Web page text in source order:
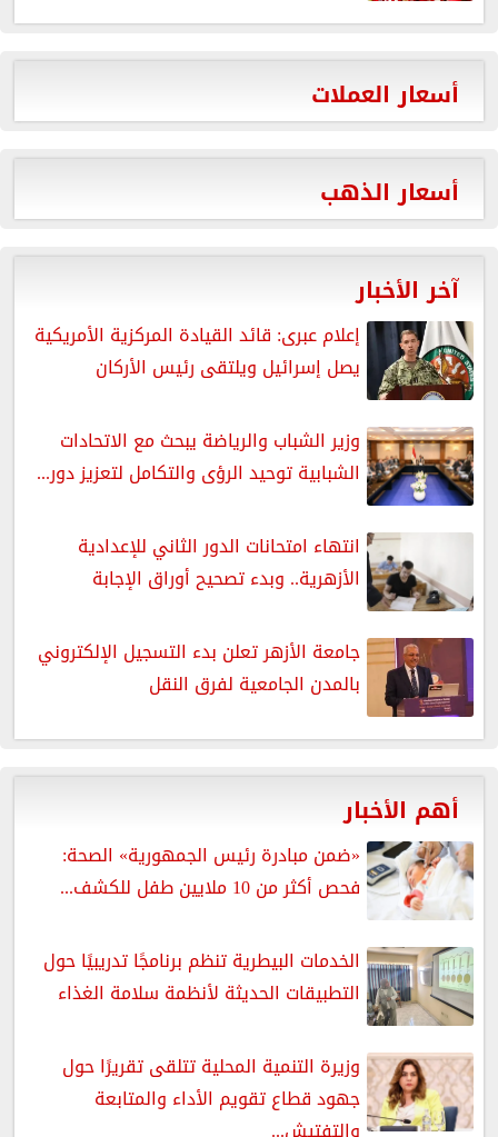
أسعار العملات
أسعار الذهب
آخر الأخبار
إعلام عبرى: قائد القيادة المركزية الأمريكية
يصل إسرائيل ويلتقى رئيس الأركان
وزير الشباب والرياضة يبحث مع الاتحادات
الشبابية توحيد الرؤى والتكامل لتعزيز دور...
انتهاء امتحانات الدور الثاني للإعدادية
الأزهرية.. وبدء تصحيح أوراق الإجابة
جامعة الأزهر تعلن بدء التسجيل الإلكتروني
بالمدن الجامعية لفرق النقل
أهم الأخبار
«ضمن مبادرة رئيس الجمهورية» الصحة:
فحص أكثر من 10 ملايين طفل للكشف...
الخدمات البيطرية تنظم برنامجًا تدريبيًا حول
التطبيقات الحديثة لأنظمة سلامة الغذاء
وزيرة التنمية المحلية تتلقى تقريرًا حول
جهود قطاع تقويم الأداء والمتابعة